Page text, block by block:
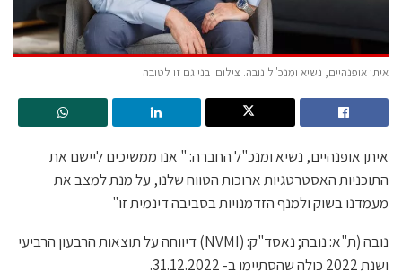
איתן אופנהיים, נשיא ומנכ"ל נובה. צילום: בני גם זו לטובה
איתן אופנהיים, נשיא ומנכ"ל החברה: " אנו ממשיכים ליישם את
התוכניות האסטרטגיות ארוכות הטווח שלנו, על מנת למצב את
מעמדנו בשוק ולמנף הזדמנויות בסביבה דינמית זו"
נובה (ת"א: נובה; נאסד"ק: (NVMI) דיווחה על תוצאות הרבעון הרביעי
ושנת 2022 כולה שהסתיימו ב- 31.12.2022.